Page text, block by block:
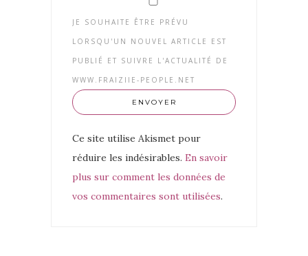
JE SOUHAITE ÊTRE PRÉVU
LORSQU'UN NOUVEL ARTICLE EST
PUBLIÉ ET SUIVRE L'ACTUALITÉ DE
WWW.FRAIZIIE-PEOPLE.NET
Ce site utilise Akismet pour
réduire les indésirables. En savoir
plus sur comment les données de
vos commentaires sont utilisées.